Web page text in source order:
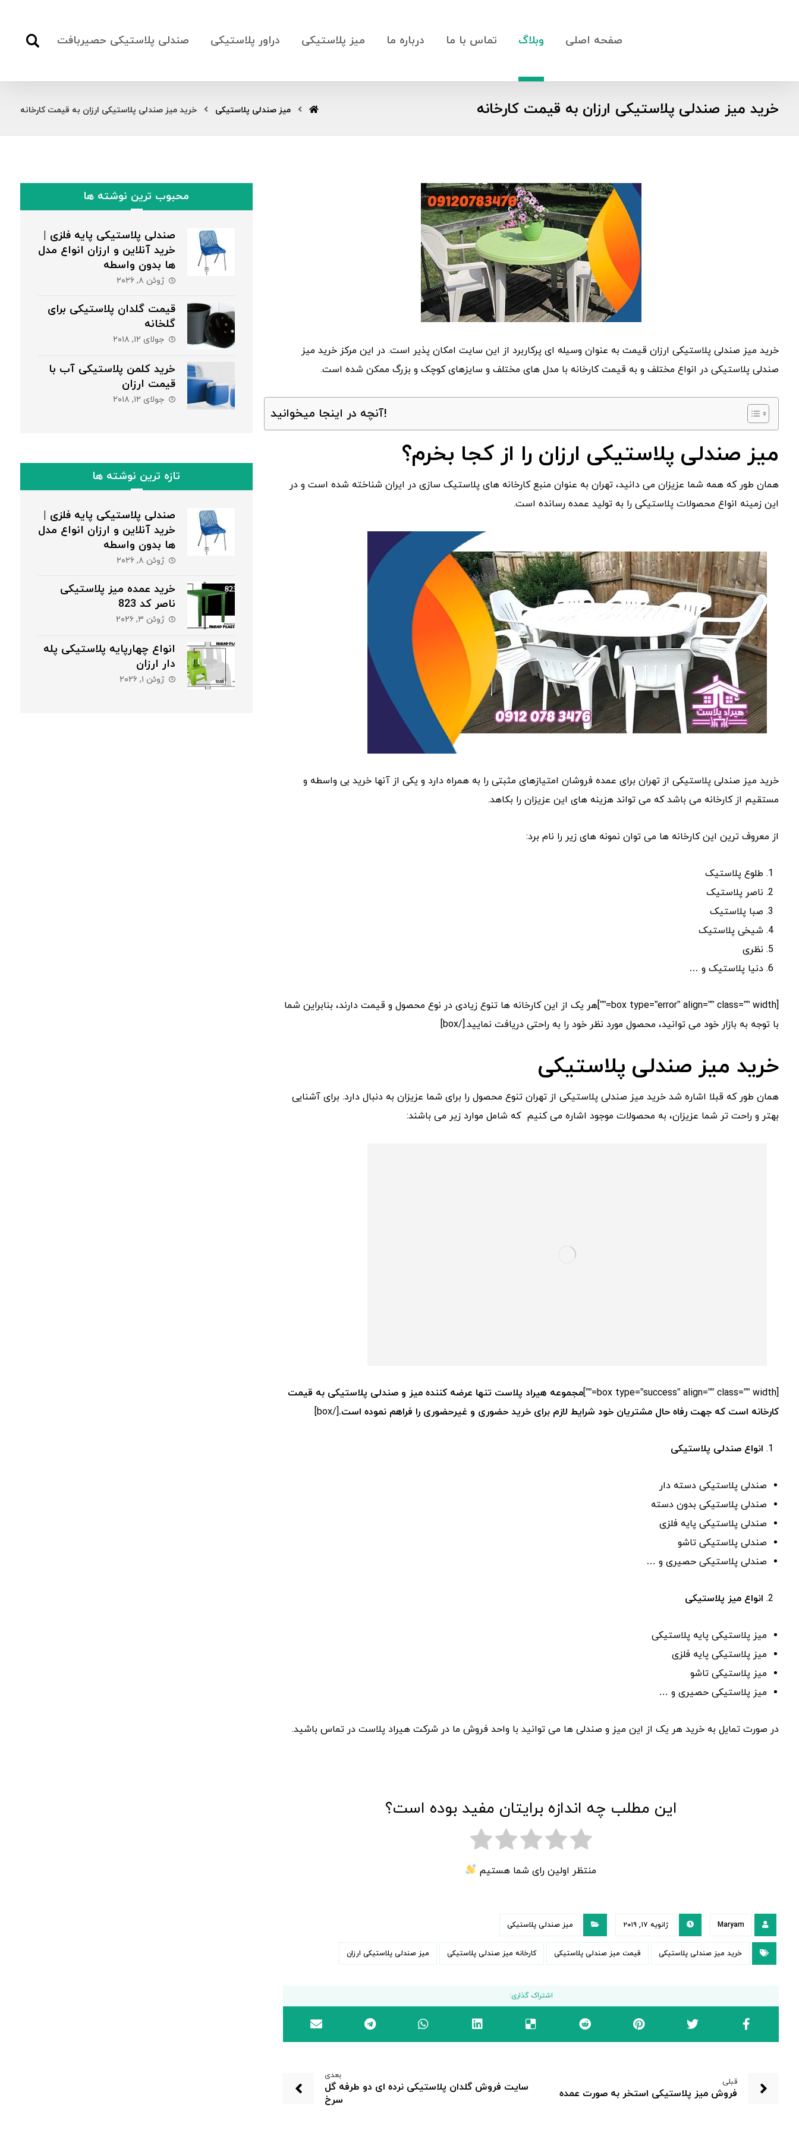
صفحه اصلی وبلاگ تماس با ما درباره ما میز پلاستیکی دراور پلاستیکی صندلی پلاستیکی حصیربافت
خرید میز صندلی پلاستیکی ارزان به قیمت کارخانه میز صندلی پلاستیکی خرید میز صندلی پلاستیکی ارزان به قیمت کارخانه
خرید میز صندلی پلاستیکی ارزان قیمت به عنوان وسیله ای پرکاربرد از این سایت امکان پذیر است. در این مرکز خرید میز
صندلی پلاستیکی در انواع مختلف و به قیمت کارخانه با مدل های مختلف و سایزهای کوچک و بزرگ ممکن شده است.
آنچه در اینجا میخوانید!
میز صندلی پلاستیکی ارزان را از کجا بخرم؟
همان طور که همه شما عزیزان می دانید، تهران به عنوان منبع کارخانه های پلاستیک سازی در ایران شناخته شده است و در
این زمینه انواع محصولات پلاستیکی را به تولید عمده رسانده است.
خرید میز صندلی پلاستیکی از تهران برای عمده فروشان امتیازهای مثبتی را به همراه دارد و یکی از آنها خرید بی واسطه و
مستقیم از کارخانه می باشد که می تواند هزینه های این عزیزان را بکاهد.
از معروف ترین این کارخانه ها می توان نمونه های زیر را نام برد:
طلوع پلاستیک
ناصر پلاستیک
صبا پلاستیک
شیخی پلاستیک
نظری
دنیا پلاستیک و …
[box type=”error” align=”” class=”” width=””]هر یک از این کارخانه ها تنوع زیادی در نوع محصول و قیمت دارند، بنابراین شما
با توجه به بازار خود می توانید، محصول مورد نظر خود را به راحتی دریافت نمایید.[/box]
خرید میز صندلی پلاستیکی
همان طور که قبلا اشاره شد خرید میز صندلی پلاستیکی از تهران تنوع محصول را برای شما عزیزان به دنبال دارد. برای آشنایی
بهتر و راحت تر شما عزیزان، به محصولات موجود اشاره می کنیم که شامل موارد زیر می باشند:
[box type=”success” align=”” class=”” width=””]
مجموعه هیراد پلاست تنها عرضه کننده میز و صندلی پلاستیکی به قیمت
کارخانه است که جهت رفاه حال مشتریان خود شرایط لازم برای خرید حضوری و غیرحضوری را فراهم نموده است.[/box]
انواع صندلی پلاستیکی
صندلی پلاستیکی دسته دار
صندلی پلاستیکی بدون دسته
صندلی پلاستیکی پایه فلزی
صندلی پلاستیکی تاشو
صندلی پلاستیکی حصیری و …
انواع میز پلاستیکی
میز پلاستیکی پایه پلاستیکی
میز پلاستیکی پایه فلزی
میز پلاستیکی تاشو
میز پلاستیکی حصیری و …
در صورت تمایل به خرید هر یک از این میز و صندلی ها می توانید با واحد فروش ما در شرکت هیراد پلاست در تماس باشید.
این مطلب چه اندازه برایتان مفید بوده است؟
منتظر اولین رای شما هستیم
Maryam ژانویه ۱۷, ۲۰۱۹ میز صندلی پلاستیکی
خرید میز صندلی پلاستیکی قیمت میز صندلی پلاستیکی کارخانه میز صندلی پلاستیکی میز صندلی پلاستیکی ارزان
قبلی
فروش میز پلاستیکی استخر به صورت عمده
بعدی
سایت فروش گلدان پلاستیکی نرده ای دو طرفه گل
سرخ
محبوب ترین نوشته ها
صندلی پلاستیکی پایه فلزی |
خرید آنلاین و ارزان انواع مدل
ها بدون واسطه
ژوئن ۸, ۲۰۲۶
قیمت گلدان پلاستیکی برای
گلخانه
جولای ۱۲, ۲۰۱۸
خرید کلمن پلاستیکی آب با
قیمت ارزان
جولای ۱۲, ۲۰۱۸
تازه ترین نوشته ها
صندلی پلاستیکی پایه فلزی |
خرید آنلاین و ارزان انواع مدل
ها بدون واسطه
ژوئن ۸, ۲۰۲۶
خرید عمده میز پلاستیکی
ناصر کد 823
ژوئن ۳, ۲۰۲۶
انواع چهارپایه پلاستیکی پله
دار ارزان
ژوئن ۱, ۲۰۲۶